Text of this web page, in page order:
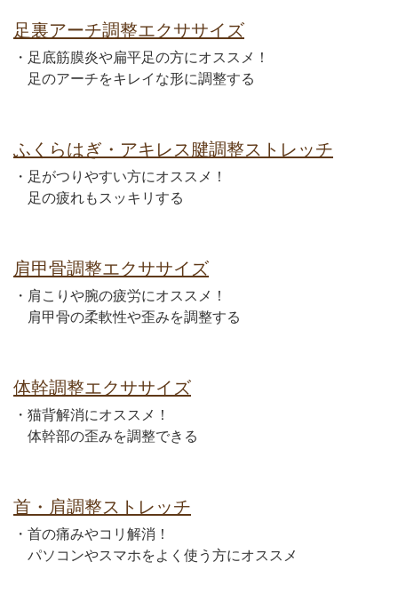
足裏アーチ調整エクササイズ
・足底筋膜炎や扁平足の方にオススメ！
足のアーチをキレイな形に調整する
ふくらはぎ・アキレス腱調整ストレッチ
・足がつりやすい方にオススメ！
足の疲れもスッキリする
肩甲骨調整エクササイズ
・肩こりや腕の疲労にオススメ！
肩甲骨の柔軟性や歪みを調整する
体幹調整エクササイズ
・猫背解消にオススメ！
体幹部の歪みを調整できる
首・肩調整ストレッチ
・首の痛みやコリ解消！
パソコンやスマホをよく使う方にオススメ